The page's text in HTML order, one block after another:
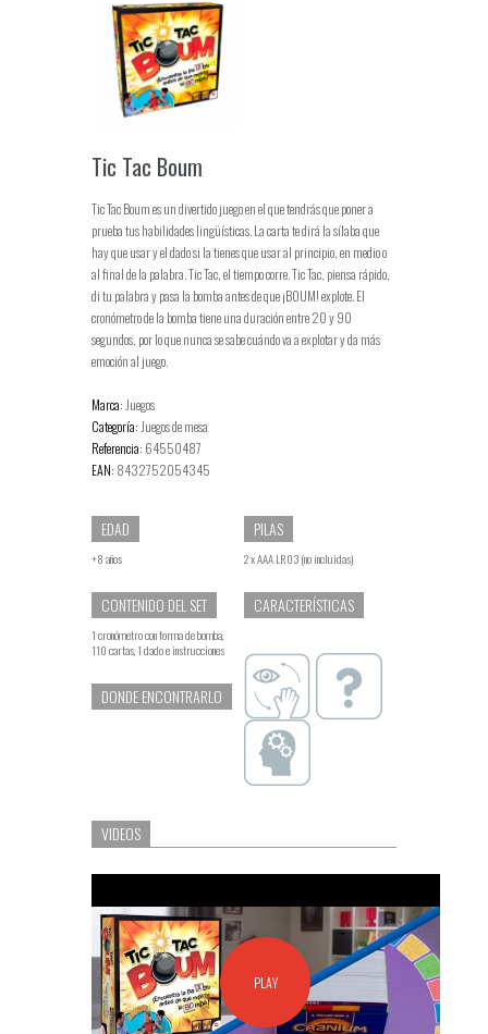
Tic Tac Boum
Tic Tac Boum es un divertido juego en el que tendrás que poner a
prueba tus habilidades lingüísticas. La carta te dirá la sílaba que
hay que usar y el dado si la tienes que usar al principio, en medio o
al final de la palabra. Tic Tac, el tiempo corre. Tic Tac, piensa rápido,
di tu palabra y pasa la bomba antes de que ¡BOUM! explote. El
cronómetro de la bomba tiene una duración entre 20 y 90
segundos, por lo que nunca se sabe cuándo va a explotar y da más
emoción al juego.
Marca: Juegos
Categoría: Juegos de mesa
Referencia: 64550487
EAN: 8432752054345
EDAD
+8 años
CONTENIDO DEL SET
1 cronómetro con forma de bomba,
110 cartas, 1 dado e instrucciones
DONDE ENCONTRARLO
PILAS
2 x AAA LR03 (no incluidas)
CARACTERÍSTICAS
VIDEOS
PLAY